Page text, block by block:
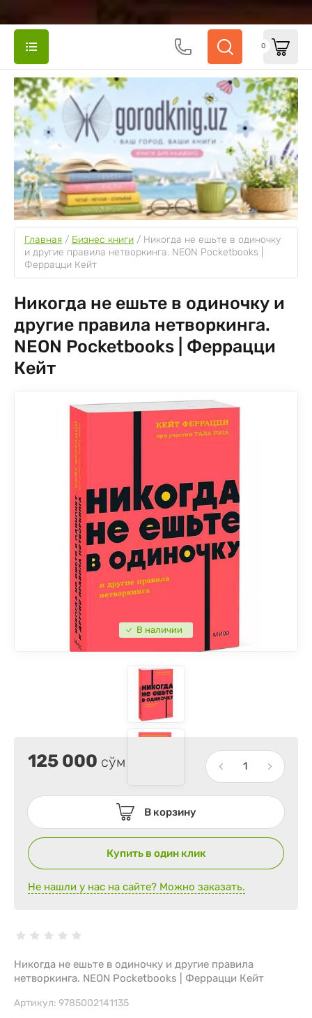
0
Главная / Бизнес книги / Никогда не ешьте в одиночку
и другие правила нетворкинга. NEON Pocketbooks |
Феррацци Кейт
Никогда не ешьте в одиночку и
другие правила нетворкинга.
NEON Pocketbooks | Феррацци
Кейт
В наличии
125 000 сўм
В корзину
Купить в один клик
Не нашли у нас на сайте? Можно заказать.
Никогда не ешьте в одиночку и другие правила
нетворкинга. NEON Pocketbooks | Феррацци Кейт
Артикул: 9785002141135